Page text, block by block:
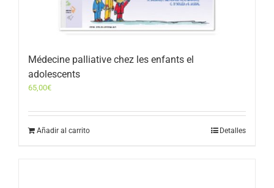
Médecine palliative chez les enfants el
adolescents
65,00€
Añadir al carrito Detalles